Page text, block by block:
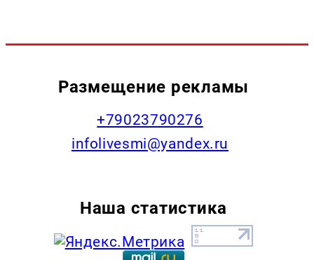
Размещение рекламы
+79023790276
infolivesmi@yandex.ru
Наша статистика